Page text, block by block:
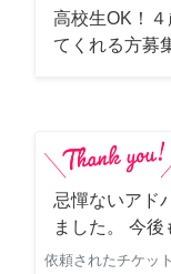
高校生OK！
てくれる方募
忌憚ないアド
ました。 今後
依頼されたチケット